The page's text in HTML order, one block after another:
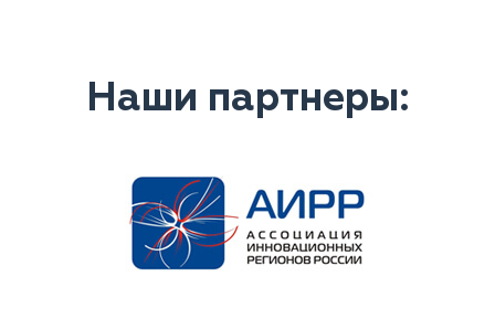
Наши партнеры: